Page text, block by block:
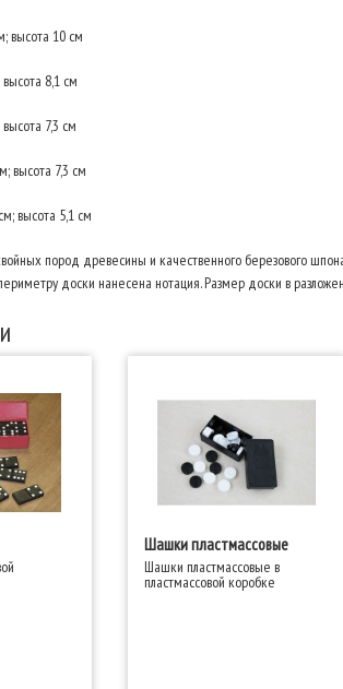
высота 10 см
8,1 см
7,3 см
высота 7,3 см
высота 5,1 см
пород древесины и качественного березового
доски нанесена нотация. Размер доски в
Шашки пластмассовые
Шашки пластмассовые в
пластмассовой коробке